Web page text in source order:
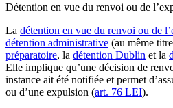
Détention en vue du renvoi ou de
La détention en vue du renvoi ou de
détention administrative (au même
préparatoire, la détention Dublin et la
Elle implique qu’une décision de
instance ait été notifiée et permet
ou d’une expulsion (art. 76 LEI).